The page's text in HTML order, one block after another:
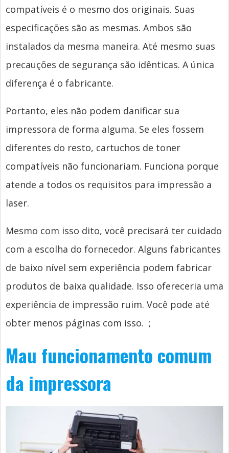
compatíveis é o mesmo dos originais. Suas
especificações são as mesmas. Ambos são
instalados da mesma maneira. Até mesmo suas
precauções de segurança são idênticas. A única
diferença é o fabricante.
Portanto, eles não podem danificar sua
impressora de forma alguma. Se eles fossem
diferentes do resto, cartuchos de toner
compatíveis não funcionariam. Funciona porque
atende a todos os requisitos para impressão a
laser.
Mesmo com isso dito, você precisará ter cuidado
com a escolha do fornecedor. Alguns fabricantes
de baixo nível sem experiência podem fabricar
produtos de baixa qualidade. Isso ofereceria uma
experiência de impressão ruim. Você pode até
obter menos páginas com isso. ;
Mau funcionamento comum
da impressora